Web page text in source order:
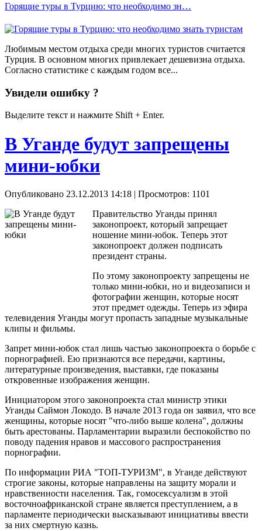
Горящие туры в Турцию: что необходимо зн…
Любимым местом отдыха среди многих туристов считается
Турция. В основном многих привлекает дешевизна отдыха.
Согласно статистике с каждым годом все...
Увидели ошибку ?
Выделите текст и нажмите Shift + Enter.
В Уганде будут запрещены
мини-юбки
Опубликовано 23.12.2013 14:18 | Просмотров: 1101
Правительство Уганды принял
законопроект, который запрещает
ношение мини-юбок. Теперь этот
законопроект должен подписать
президент страны.
По этому законопроекту запрещены не
только мини-юбки, но и видеозаписи и
фотографии женщин, которые носят
этот предмет одежды. Теперь из эфира
телевидения Уганды могут пропасть западные музыкальные
клипы и фильмы.
Запрет мини-юбок стал лишь частью законопроекта о борьбе с
порнографией. Ею признаются все передачи, картины,
литературные произведения, выставки, где показаны
откровенные изображения женщин.
Инициатором этого законопроекта стал министр этики
Уганды Саймон Локодо. В начале 2013 года он заявил, что все
женщины, которые носят "что-либо выше колена", должны
быть арестованы. Парламентарии выразили беспокойство по
поводу падения нравов и массового распространения
порнографии.
По информации РИА "ТОП-ТУРИЗМ", в Уганде действуют
строгие законы, которые направлены на защиту морали и
нравственности населения. Так, гомосексуализм в этой
восточноафриканской стране является преступлением, а в
парламенте периодически высказывают инициативы ввести
за них смертную казнь.